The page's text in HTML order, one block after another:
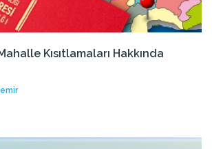
Kısıtlamaları Hakkında